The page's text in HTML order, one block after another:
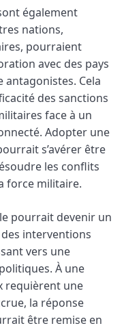
également
nations,
pourraient
avec des pays
Cela
des sanctions
face à un
Adopter une
s’avérer être
les conflits
force militaire.
pourrait devenir un
interventions
vers une
À une
requièrent une
la réponse
être remise en